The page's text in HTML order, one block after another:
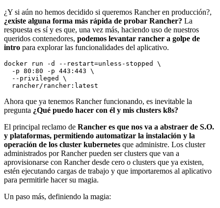
¿Y si aún no hemos decidido si queremos Rancher en producción?,
¿existe alguna forma más rápida de probar Rancher? La
respuesta es sí y es que, una vez más, haciendo uso de nuestros
queridos contenedores, podemos levantar rancher a golpe de
intro para explorar las funcionalidades del aplicativo.
docker run -d --restart=unless-stopped \
  -p 80:80 -p 443:443 \
  --privileged \
Ahora que ya tenemos Rancher funcionando, es inevitable la
pregunta ¿Qué puedo hacer con él y mis clusters k8s?
El principal reclamo de Rancher es que nos va a abstraer de S.O.
y plataformas, permitiendo automatizar la instalación y la
operación de los cluster kubernetes que administre. Los cluster
administrados por Rancher pueden ser clusters que van a
aprovisionarse con Rancher desde cero o clusters que ya existen,
estén ejecutando cargas de trabajo y que importaremos al aplicativo
para permitirle hacer su magia.
Un paso más, definiendo la magia: